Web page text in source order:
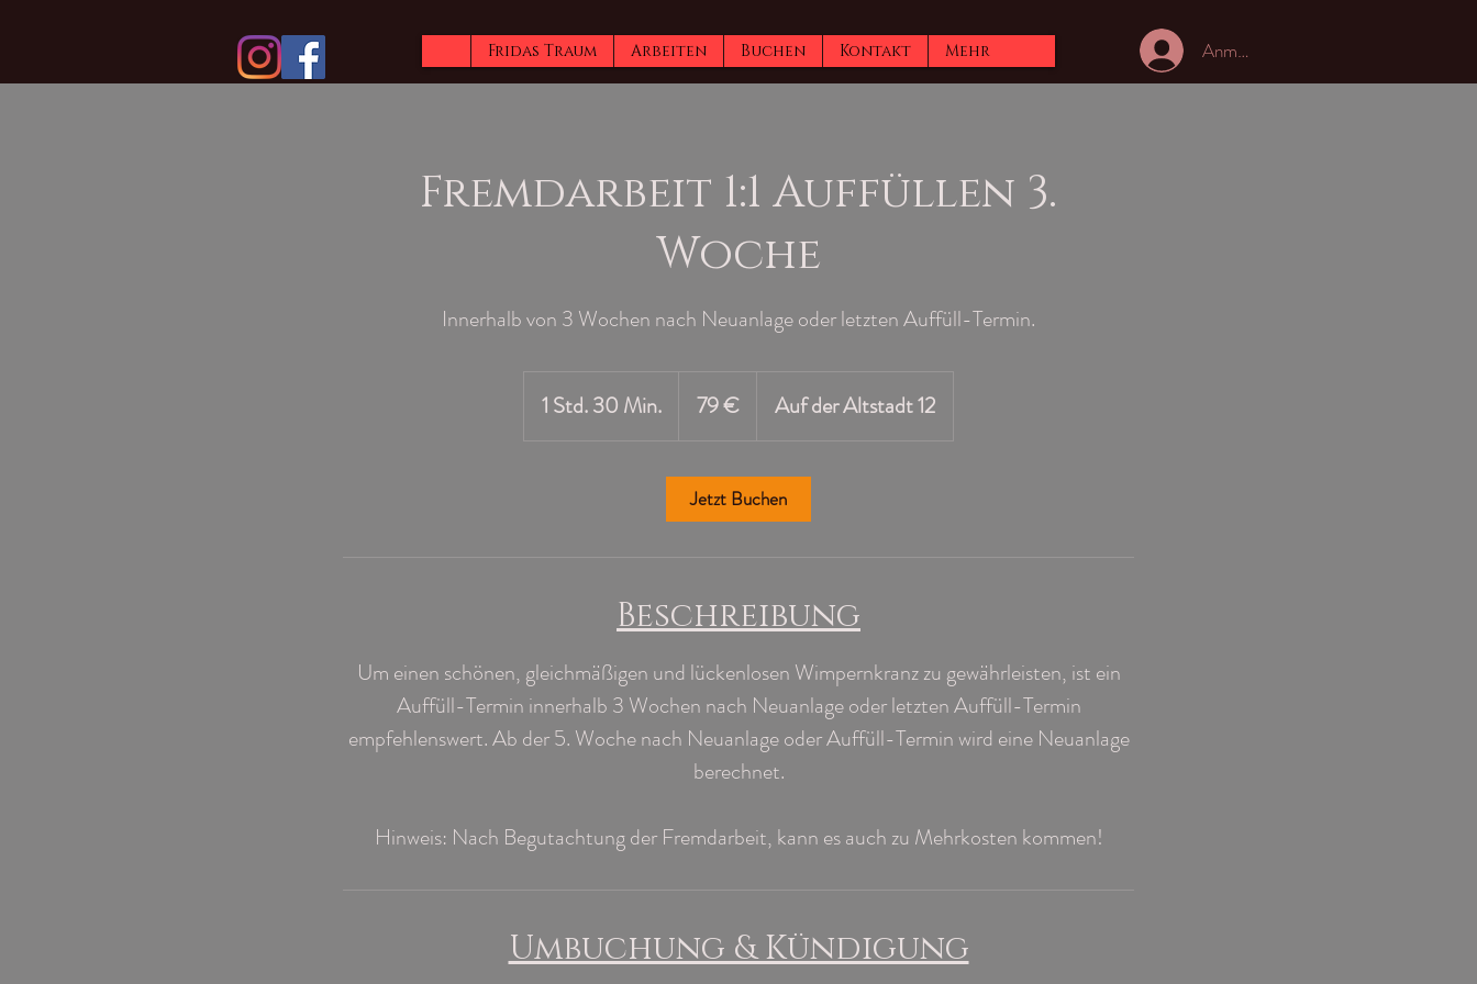
Fridas Traum Arbeiten Buchen Kontakt Mehr Anmelden
Fremdarbeit 1:1 Auffüllen 3.
Woche
Innerhalb von 3 Wochen nach Neuanlage oder letzten Auffüll-Termin.
1 Std. 30 Min.
t
M
i
n
.
79 € Auf der Altstadt 12
Jetzt Buchen
Beschreibung
Um einen schönen, gleichmäßigen und lückenlosen Wimpernkranz zu gewährleisten, ist ein
Auffüll-Termin innerhalb 3 Wochen nach Neuanlage oder letzten Auffüll-Termin
empfehlenswert. Ab der 5. Woche nach Neuanlage oder Auffüll-Termin wird eine Neuanlage
berechnet.
Hinweis: Nach Begutachtung der Fremdarbeit, kann es auch zu Mehrkosten kommen!
Umbuchung & Kündigung